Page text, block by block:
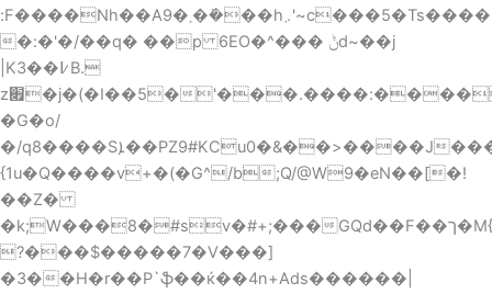
:F����Nh��A܂�9��ܺ��h܇'~c���5�Ts����Hf��N��=��J\���21f��������G�oA�=
�:�'�/��q� ��p 6EO�^��� ݨd~��j
|K3��߇B.
z׏�j�(�I��5�'���.����:��������=��
�G�o/
�/q8����Sܐ��PZ9#KCu0�&��>����J���%aؚ
{1u�Q����v+�(�G^/b;Q/@W9�eN��[�!
��Z�
�k;W���8�#sv�#+;���GQd��F��ך�M{��o!O�$��~�i/^��u��Κw�
?���$�����7�V���]
�3��H�r��P`ֆ��ќ��4n+Ads������|